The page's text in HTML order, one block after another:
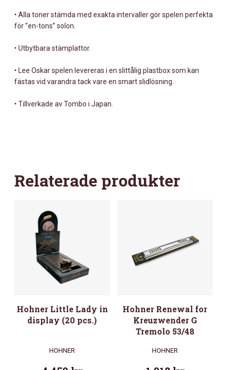
• Alla toner stämda med exakta intervaller gör spelen perfekta
för ”en-tons” solon.
• Utbytbara stämplattor.
• Lee Oskar spelen levereras i en slittålig plastbox som kan
fästas vid varandra tack vare en smart slidlösning.
• Tillverkade av Tombo i Japan.
Relaterade produkter
Hohner Little Lady in
display (20 pcs.)
HOHNER
Hohner Renewal for
Kreuzwender G
Tremolo 53/48
HOHNER